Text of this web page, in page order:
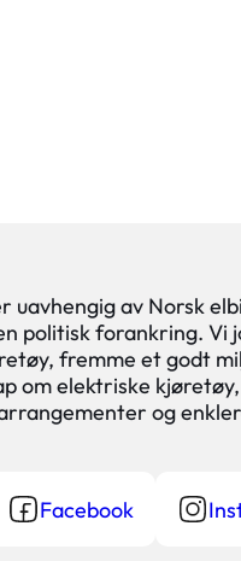
uavhengig av Norsk
politisk forankring. Vi
fremme et godt
om elektriske
og
Facebook